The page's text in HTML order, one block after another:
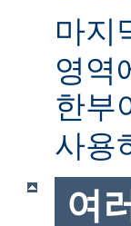
마지
영역
한부
사용
여